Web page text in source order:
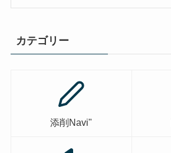
カテゴリー
添削Navi"